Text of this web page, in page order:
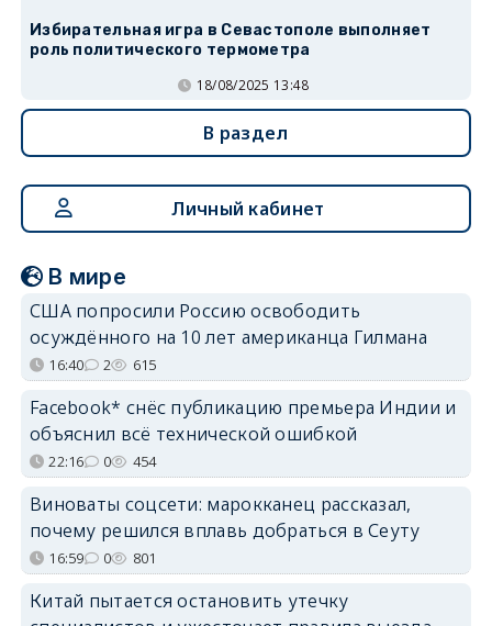
Избирательная игра в Севастополе выполняет
роль политического термометра
18/08/2025 13:48
В раздел
Личный кабинет
В мире
США попросили Россию освободить
осуждённого на 10 лет американца Гилмана
16:40 2 615
Facebook* снёс публикацию премьера Индии и
объяснил всё технической ошибкой
22:16 0 454
Виноваты соцсети: марокканец рассказал,
почему решился вплавь добраться в Сеуту
16:59 0 801
Китай пытается остановить утечку